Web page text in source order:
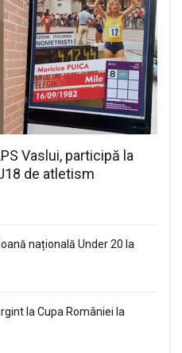
Vaslui, participă la
de atletism
națională Under 20 la
la Cupa României la